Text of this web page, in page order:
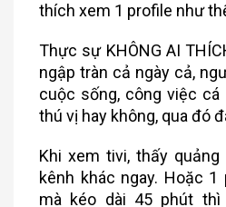
thích xem 1 profile như
Thực sự KHÔNG AI
ngập tràn cả ngày cả,
cuộc sống, công việc
thú vị hay không, qua đó
Khi xem tivi, thấy
kênh khác ngay. Hoặc
mà kéo dài 45 phút